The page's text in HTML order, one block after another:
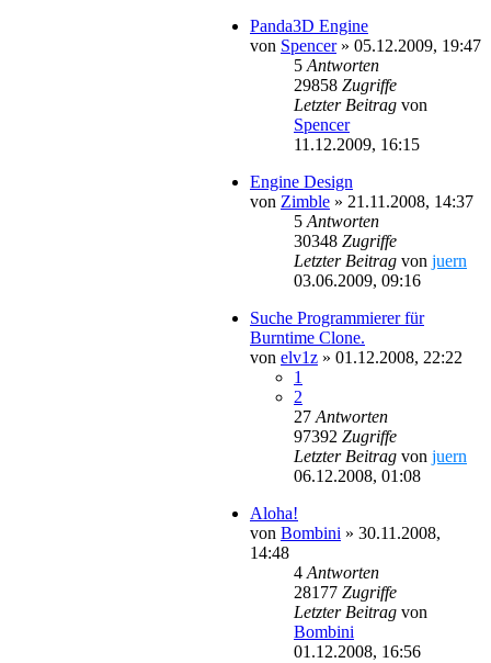
Panda3D Engine
von Spencer» 05.12.2009, 19:47
5 Antworten
29858 Zugriffe
Letzter Beitrag von
Spencer
11.12.2009, 16:15
Engine Design
von Zimble » 21.11.2008, 14:37
5 Antworten
30348 Zugriffe
Letzter Beitrag von juern
03.06.2009, 09:16
Suche Programmierer für
Burntime Clone.
von elv1z » 01.12.2008, 22:22
1
2
27 Antworten
97392 Zugriffe
Letzter Beitrag von juern
06.12.2008, 01:08
Aloha!
von Bombini » 30.11.2008,
14:48
4 Antworten
28177 Zugriffe
Letzter Beitrag von
Bombini
01.12.2008, 16:56